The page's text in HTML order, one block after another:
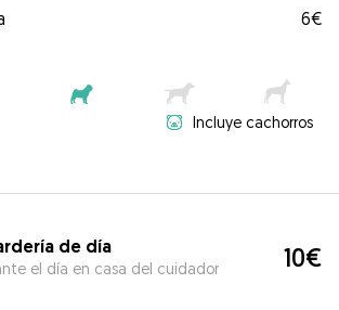
6€
Incluye cachorros
de día
el día en casa del cuidador 10€